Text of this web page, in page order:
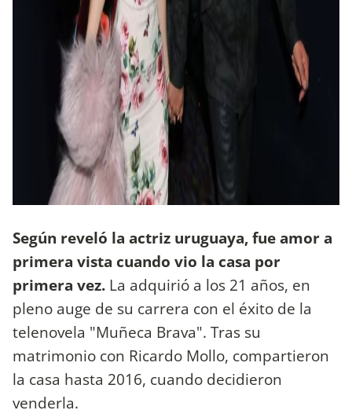
Según reveló la actriz uruguaya, fue amor a
primera vista cuando vio la casa por
primera vez. La adquirió a los 21 años, en
pleno auge de su carrera con el éxito de la
telenovela "Muñeca Brava". Tras su
matrimonio con Ricardo Mollo, compartieron
la casa hasta 2016, cuando decidieron
venderla.